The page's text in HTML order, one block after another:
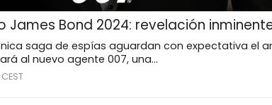
James Bond 2024: revelación
saga de espías aguardan con expectativa el
al nuevo agente 007, una...